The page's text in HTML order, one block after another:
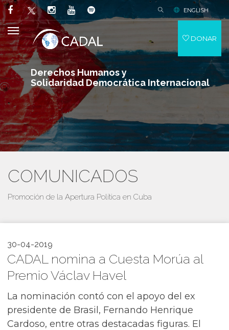
Derechos Humanos y
Solidaridad Democrática Internacional
ENGLISH
DONAR
COMUNICADOS
Promoción de la Apertura Política en Cuba
30-04-2019
CADAL nomina a Cuesta Morúa al
Premio Václav Havel
La nominación contó con el apoyo del ex
presidente de Brasil, Fernando Henrique
Cardoso, entre otras destacadas figuras. El